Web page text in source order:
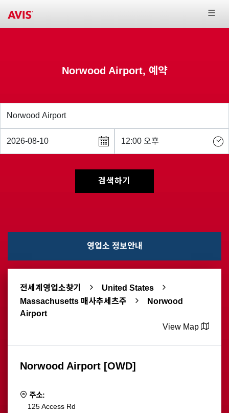
Norwood Airport, 예약
검색하기
영업소 정보안내
전세계영업소찾기
United States
Massachusetts 매사추세츠주
Norwood
Airport
View Map
Norwood Airport [OWD]
주소:
125 Access Rd